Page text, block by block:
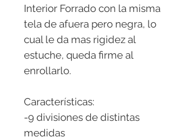
Interior Forrado con la misma
tela de afuera pero negra, lo
cual le da mas rigidez al
estuche, queda firme al
enrollarlo.
Características:
-9 divisiones de distintas
medidas